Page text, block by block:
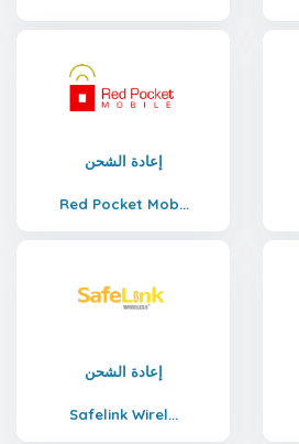
إعادة الشحن
Red Pocket Mob...
إعادة الشحن
Safelink Wirel...